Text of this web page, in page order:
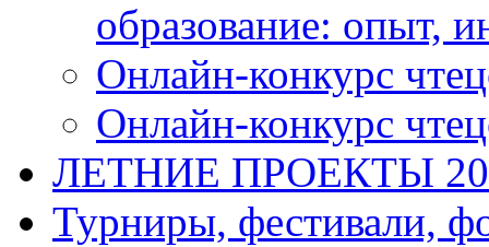
образование: опыт,
Онлайн-конкурс
Онлайн-конкурс
ЛЕТНИЕ ПРОЕКТЫ
Турниры, фестивали,